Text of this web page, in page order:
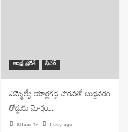
ఆంధ్ర ప్రదేశ్ ఫీచర్
ఎమ్మెల్యే యార్లగడ్డ చొరవతో బుద్దవరం
రోడ్డుకు మోక్షం…
9Staar Tv 1 day ago